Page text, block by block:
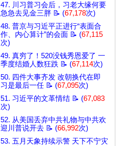
47. 川习普习会后，习老大缘何要
急急去见金三胖 📝 (67,178次)
48. 普京与习近平正进行“表面合
作、内心算计”的会面 📝 (67,115
次)
49. 真穷了！520没钱秀恩爱了 一
季度结婚人数狂跌 📝 (67,114次)
50. 四件大事齐发 改朝换代在即
习是最后一任 📝 (67,095次)
51. 习近平的文革情结 📝 (67,083
次)
52. 从美国丢弃中共礼物与中共欢
迎川普说开去 📝 (66,992次)
53. 五月天象持续示警 天下不宁灾